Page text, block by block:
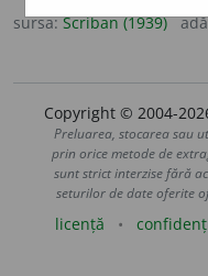
sursa:Scriban (1939)
Copyright © 2004-
Preluarea, stocarea sau
prin orice metode de
sunt strict interzise fără
seturilor de date oferite
licență